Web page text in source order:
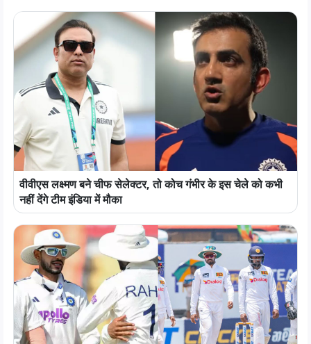
वीवीएस लक्ष्मण बने चीफ सेलेक्टर, तो कोच गंभीर के इस चेले को कभी
नहीं देंगे टीम इंडिया में मौका